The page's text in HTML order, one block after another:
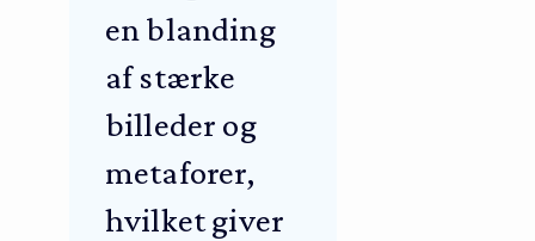
en blanding
af stærke
billeder og
metaforer,
hvilket giver